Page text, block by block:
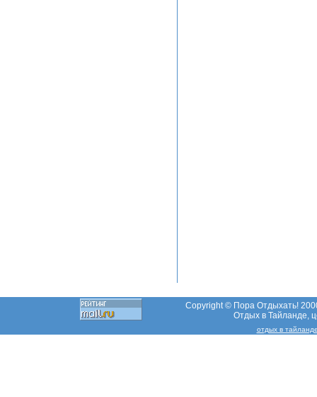
Copyright © Пора Отдыхать!
Отдых в Тайланде,
отдых в